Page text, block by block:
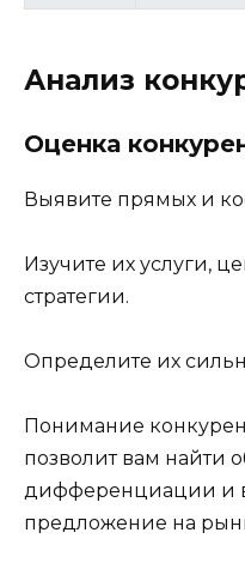
Анализ
Оценка
Выявите прямых и
Изучите их услуги,
стратегии.
Определите их
Понимание
позволит вам найти
дифференциации и
предложение на